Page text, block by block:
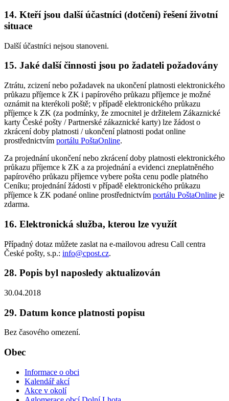
14. Kteří jsou další účastníci (dotčení) řešení životní
situace
Další účastníci nejsou stanoveni.
15. Jaké další činnosti jsou po žadateli požadovány
Ztrátu, zcizení nebo požadavek na ukončení platnosti elektronického
průkazu příjemce k ZK i papírového průkazu příjemce je možné
oznámit na kterékoli poště; v případě elektronického průkazu
příjemce k ZK (za podmínky, že zmocnitel je držitelem Zákaznické
karty České pošty / Partnerské zákaznické karty) lze žádost o
zkrácení doby platnosti / ukončení platnosti podat online
prostřednictvím portálu PoštaOnline.
Za projednání ukončení nebo zkrácení doby platnosti elektronického
průkazu příjemce k ZK a za projednání a evidenci zneplatněného
papírového průkazu příjemce vybere pošta cenu podle platného
Ceníku; projednání žádosti v případě elektronického průkazu
příjemce k ZK podané online prostřednictvím portálu PoštaOnline je
zdarma.
16. Elektronická služba, kterou lze využít
Případný dotaz můžete zaslat na e-mailovou adresu Call centra
České pošty, s.p.: info@cpost.cz.
28. Popis byl naposledy aktualizován
30.04.2018
29. Datum konce platnosti popisu
Bez časového omezení.
Obec
Informace o obci
Kalendář akcí
Akce v okolí